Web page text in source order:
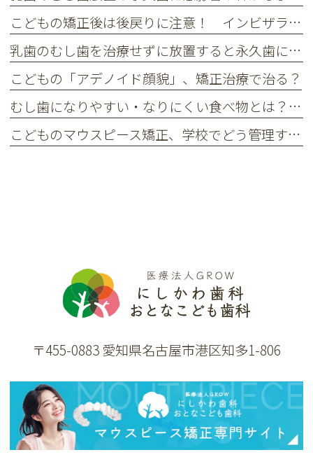
こどもの矯正後は後戻りに注意！ インビザライン・ファースト後のリテーナーについて
乳歯のむし歯を治療せずに放置すると永久歯にどんな影響がある？
こどもの「アデノイド顔貌」、矯正治療で治る？
むし歯になりやすい・なりにくい食べ物とは？ お菓子やおやつの選び方
こどものマウスピース矯正、学校でどう管理する？ 失くすのを防ぐポイント
〒455-0883 愛知県名古屋市港区知多1-806